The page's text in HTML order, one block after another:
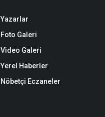
Yazarlar
Foto Galeri
Video Galeri
Yerel Haberler
Nöbetçi Eczaneler